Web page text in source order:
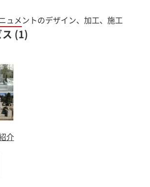
ュメントのデザイン、加工、施工
(1)
介